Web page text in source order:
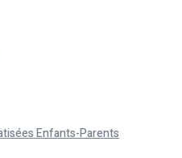
Enfants-Parents